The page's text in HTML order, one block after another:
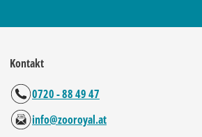
Kontakt
0720 - 88 49 47
info@zooroyal.at